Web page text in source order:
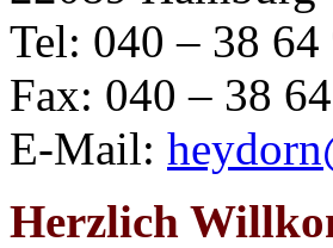
Tel: 040 – 38 64
Fax: 040 – 38
E-Mail:
Herzlich